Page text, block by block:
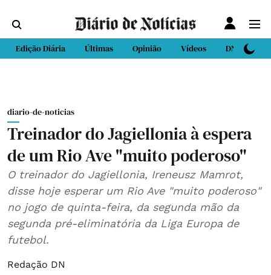
Edição Diária Últimas Opinião Vídeos DN Sport
diario-de-noticias
Treinador do Jagiellonia à espera
de um Rio Ave "muito poderoso"
O treinador do Jagiellonia, Ireneusz Mamrot,
disse hoje esperar um Rio Ave "muito poderoso"
no jogo de quinta-feira, da segunda mão da
segunda pré-eliminatória da Liga Europa de
futebol.
Redação DN